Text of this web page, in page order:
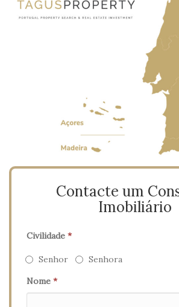
Contacte um
Imobiliário
Civilidade *
Senhor
Senhora
Nome *